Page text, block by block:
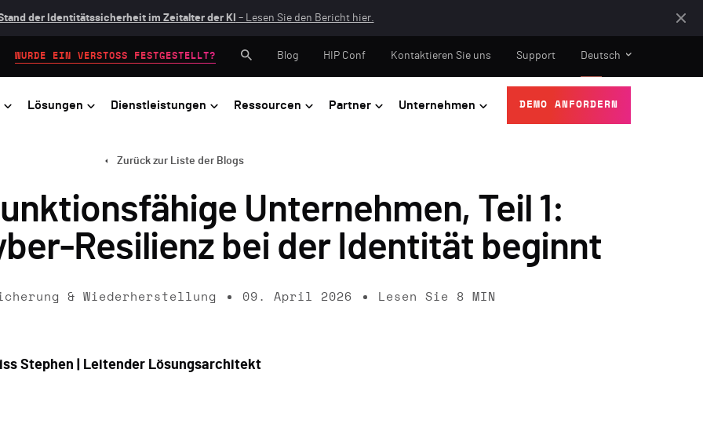
der Identitätssicherheit im Zeitalter der KI – Lesen Sie den Bericht hier.
Lösungen Dienstleistungen Ressourcen Partner Unternehmen DEMO ANFORDERN
WURDE EIN VERSTOSS FESTGESTELLT? Blog HIP Conf Kontaktieren Sie uns Support Deutsch
Zurück zur Liste der Blogs
Unternehmen, Teil 1:
Resilienz bei der Identität beginnt
& Wiederherstellung 09. April 2026 Lesen Sie 8 MIN
Stephen | Leitender Lösungsarchitekt